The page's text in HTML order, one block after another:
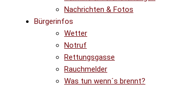
Nachrichten & Fotos
Bürgerinfos
Wetter
Notruf
Rettungsgasse
Rauchmelder
Was tun wenn´s brennt?